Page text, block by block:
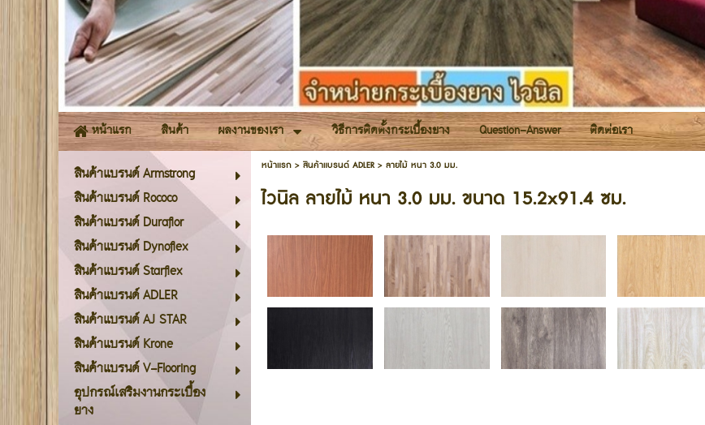
หน้าแรก สินค้า ผลงานของเรา วิธีการติดตั้งกระเบื้องยาง Question-Answer ติดต่อเรา
สินค้าแบรนด์ Armstrong
สินค้าแบรนด์ Rococo
สินค้าแบรนด์ Duraflor
สินค้าแบรนด์ Dynoflex
สินค้าแบรนด์ Starflex
สินค้าแบรนด์ ADLER
สินค้าแบรนด์ AJ STAR
สินค้าแบรนด์ Krone
สินค้าแบรนด์ V-Flooring
อุปกรณ์เสริมงานกระเบื้อง
ยาง
หน้าแรก> สินค้าแบรนด์ ADLER> ลายไม้ หนา 3.0 มม.
ไวนิล ลายไม้ หนา 3.0 มม. ขนาด 15.2x91.4 ซม.